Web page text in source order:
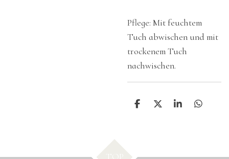
Pflege: Mit feuchtem
Tuch abwischen und mit
trockenem Tuch
nachwischen.
T
T
T
T